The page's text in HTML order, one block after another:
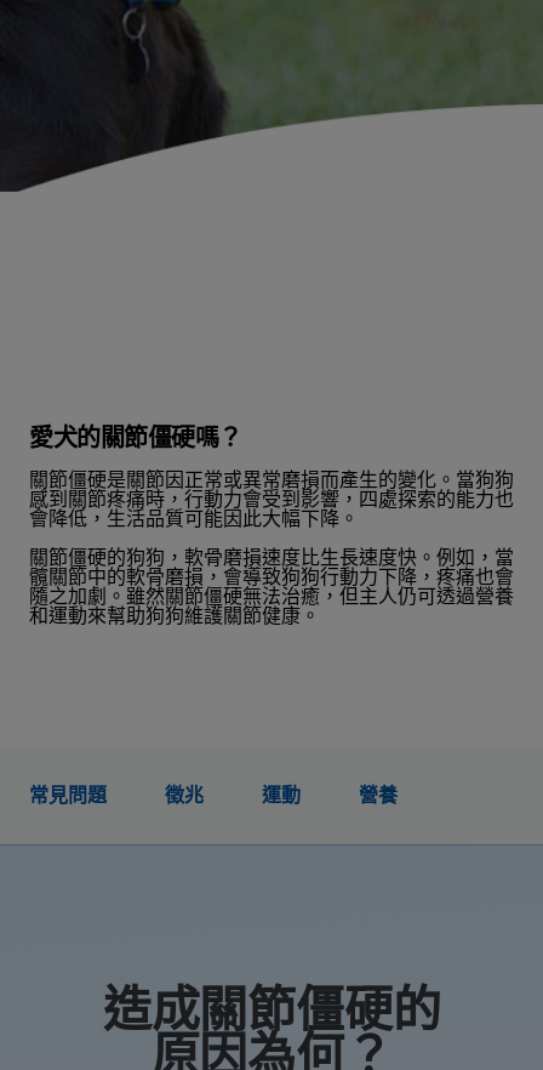
愛犬的關節僵硬嗎？
關節僵硬是關節因正常或異常磨損而產生的變化。當狗狗
感到關節疼痛時，行動力會受到影響，四處探索的能力也
會降低，生活品質可能因此大幅下降。
關節僵硬的狗狗，軟骨磨損速度比生長速度快。例如，當
髖關節中的軟骨磨損，會導致狗狗行動力下降，疼痛也會
隨之加劇。雖然關節僵硬無法治癒，但主人仍可透過營養
和運動來幫助狗狗維護關節健康。
常見問題 徵兆 運動 營養
造成關節僵硬的
原因為何？